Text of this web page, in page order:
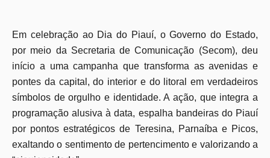
Em celebração ao Dia do Piauí, o Governo do Estado,
por meio da Secretaria de Comunicação (Secom), deu
início a uma campanha que transforma as avenidas e
pontes da capital, do interior e do litoral em verdadeiros
símbolos de orgulho e identidade. A ação, que integra a
programação alusiva à data, espalha bandeiras do Piauí
por pontos estratégicos de Teresina, Parnaíba e Picos,
exaltando o sentimento de pertencimento e valorizando a